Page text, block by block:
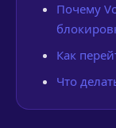
Почему
Как
Что